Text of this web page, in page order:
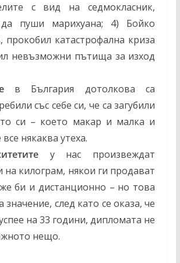
с вид на седмокласник,
пуши марихуана; 4) Бойко
прокобил катастрофална криза
невъзможни пътища за изход
в България дотолкова са
със себе си, че са загубили
си – което макар и малка и
някаква утеха.
у нас произвеждат
килограм, някои ги продават
би и дистанционно – но това
значение, след като се оказа, че
на 33 години, дипломата не
нещо.